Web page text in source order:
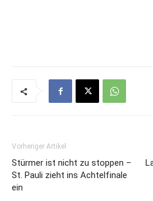
Vorheriger Artikel
Stürmer ist nicht zu stoppen –
St. Pauli zieht ins Achtelfinale
ein